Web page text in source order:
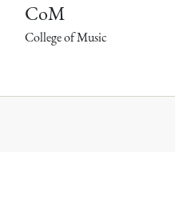
CoM
College of Music